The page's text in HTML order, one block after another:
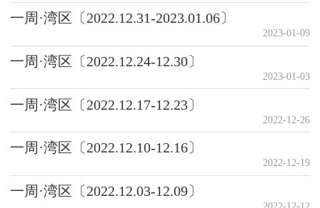
一周·湾区〔2022.12.31-2023.01.06〕
2023-01-09
一周·湾区〔2022.12.24-12.30〕
2023-01-03
一周·湾区〔2022.12.17-12.23〕
2022-12-26
一周·湾区〔2022.12.10-12.16〕
2022-12-19
一周·湾区〔2022.12.03-12.09〕